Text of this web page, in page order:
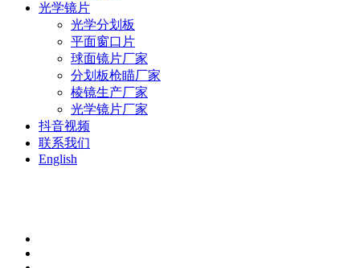
光学镜片
光学分划板
平面窗口片
球面镜片厂家
分划板枪瞄厂家
棱镜生产厂家
光学镜片厂家
抖音视频
联系我们
English